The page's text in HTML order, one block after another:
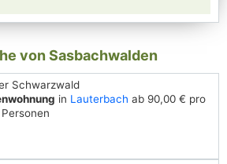
von Sasbachwalden
Schwarzwald
in Lauterbach ab 90,00 € pro